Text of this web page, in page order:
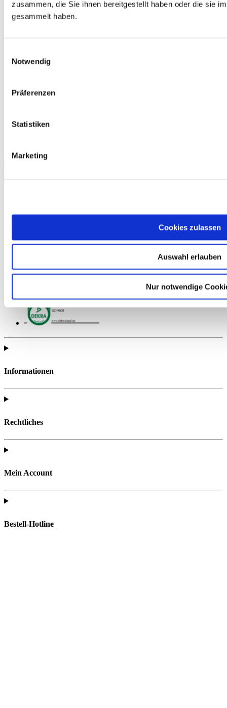
zusammen, die Sie ihnen bereitgestellt haben oder die sie
gesammelt haben.
Notwendig
Präferenzen
Statistiken
Marketing
Cookies zulassen
Auswahl erlauben
Nur notwendige
Hier finden Sie alle wichtigen Materialien zur gezielten
Informationen
Rechtliches
Mein Account
Bestell-Hotline